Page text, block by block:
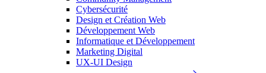
Cybersécurité
Design et Création Web
Développement Web
Informatique et Développement
Marketing Digital
UX-UI Design